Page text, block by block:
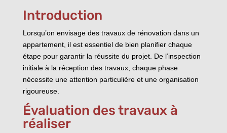
Introduction
Lorsqu’on envisage des travaux de rénovation dans un
appartement, il est essentiel de bien planifier chaque
étape pour garantir la réussite du projet. De l’inspection
initiale à la réception des travaux, chaque phase
nécessite une attention particulière et une organisation
rigoureuse.
Évaluation des travaux à
réaliser